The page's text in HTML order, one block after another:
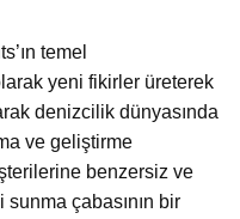
temel
yeni fikirler üreterek
denizcilik dünyasında
ve geliştirme
benzersiz ve
çabasının bir